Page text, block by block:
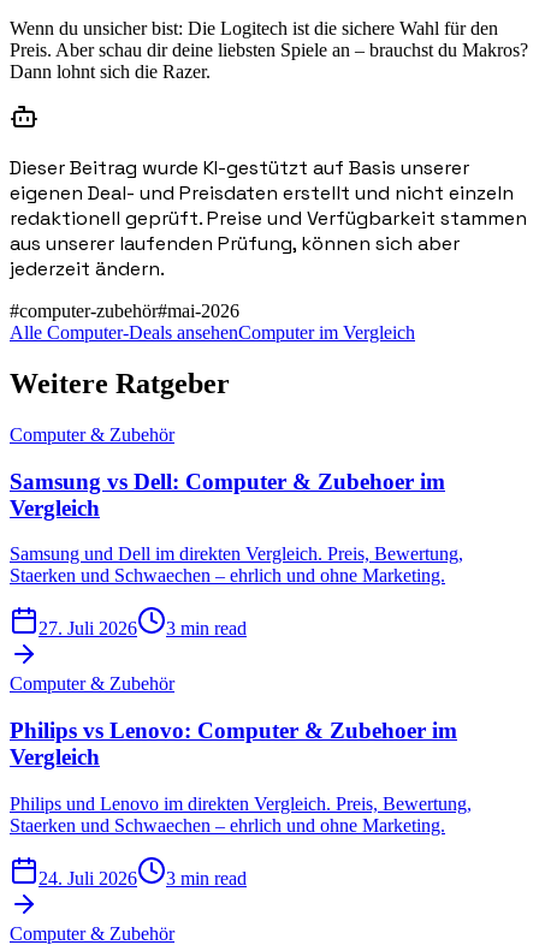
Wenn du unsicher bist: Die Logitech ist die sichere Wahl für den
Preis. Aber schau dir deine liebsten Spiele an – brauchst du Makros?
Dann lohnt sich die Razer.
Dieser Beitrag wurde KI-gestützt auf Basis unserer
eigenen Deal- und Preisdaten erstellt und nicht einzeln
redaktionell geprüft. Preise und Verfügbarkeit stammen
aus unserer laufenden Prüfung, können sich aber
jederzeit ändern.
#computer-zubehör#mai-2026
Alle Computer-Deals ansehenComputer im Vergleich
Weitere Ratgeber
Computer & Zubehör
Samsung vs Dell: Computer & Zubehoer im
Vergleich
Samsung und Dell im direkten Vergleich. Preis, Bewertung,
Staerken und Schwaechen – ehrlich und ohne Marketing.
27. Juli 2026 3 min read
Computer & Zubehör
Philips vs Lenovo: Computer & Zubehoer im
Vergleich
Philips und Lenovo im direkten Vergleich. Preis, Bewertung,
Staerken und Schwaechen – ehrlich und ohne Marketing.
24. Juli 2026 3 min read
Computer & Zubehör